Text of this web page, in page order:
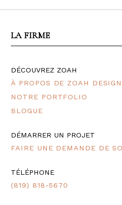
LA FIRME
DÉCOUVREZ ZOAH
À PROPOS DE ZOAH DESIGN
NOTRE PORTFOLIO
BLOGUE
DÉMARRER UN PROJET
FAIRE UNE DEMANDE DE
TÉLÉPHONE
(819) 818-5670